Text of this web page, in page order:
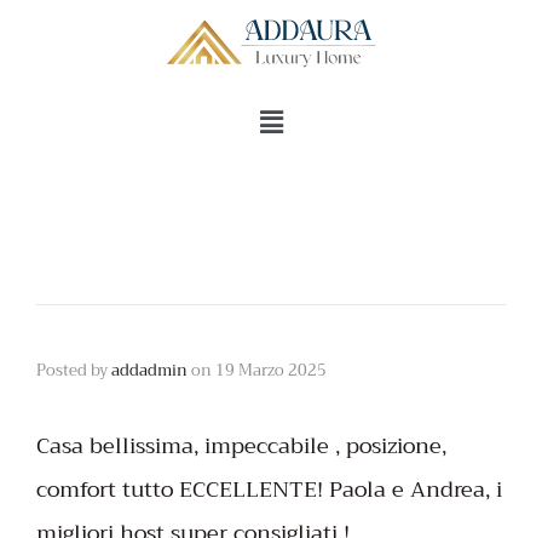
Posted byaddadminon 19 Marzo 2025
Casa bellissima, impeccabile , posizione,
comfort tutto ECCELLENTE! Paola e Andrea, i